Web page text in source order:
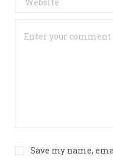
Save my name,